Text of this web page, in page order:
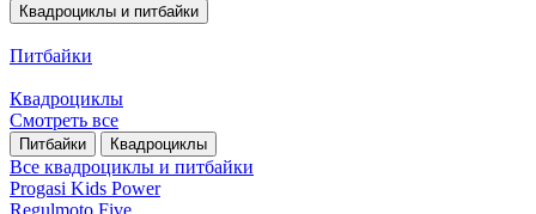
Квадроциклы и питбайки
Питбайки
Квадроциклы
Смотреть все
Питбайки Квадроциклы
Все квадроциклы и питбайки
Progasi Kids Power